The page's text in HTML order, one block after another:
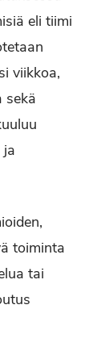
eli tiimi
viikkoa,
sekä
toiminta
tai